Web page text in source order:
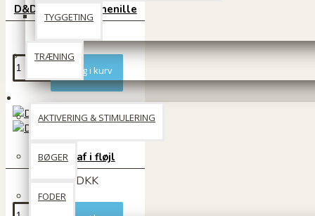
TYGGETING
TRÆNING
AKTIVERING & STIMULERING
BØGER
FODER
D&D Flodhest i chenille
Læg i kurv
D&D Giraf i fløjl
169 DKK